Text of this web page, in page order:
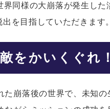
界同様の大崩落が発生し
を目指していただきます。
をかいくぐれ！
崩落後の世界で、未知